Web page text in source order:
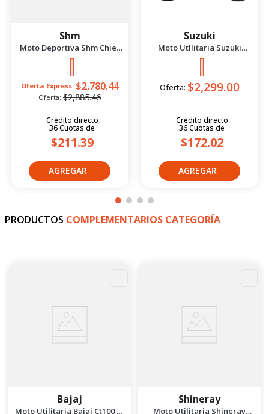
Shm
Moto Deportiva Shm Chief
2.5 Azul/Negro 2026
Oferta Express: $2,780.44
Oferta: $2,885.46
Crédito directo
36Cuotas de
$211.39
Suzuki
Moto UtIIitaria Suzuki
Gd115 Evolution Rojo 2026
Oferta: $2,299.00
Crédito directo
36Cuotas de
$172.02
PRODUCTOS COMPLEMENTARIOS CATEGORÍA
Bajaj
Moto Utilitaria Bajaj Ct100 Es
Shineray
Moto Utilitaria Shineray